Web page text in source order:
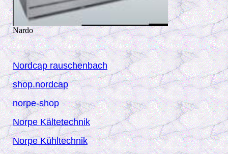
Nardo
Nordcap rauschenbach
shop.nordcap
norpe-shop
Norpe Kältetechnik
Norpe Kühltechnik